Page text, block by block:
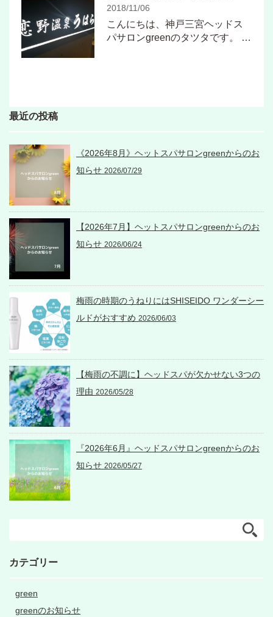
2018/11/06
こんにちは、神戸三宮ヘッドス
パサロンgreenのタツタです。 …
最近の投稿
《2026年8月》ヘットスパサロンgreenからのお
知らせ 2026/07/29
【2026年7月】ヘットスパサロンgreenからのお
知らせ 2026/06/24
梅雨の時期のうねりにはSHISEIDO ワンダーシー
ルドがおすすめ 2026/06/03
【梅雨の不調に】ヘッドスパが欠かせない3つの
理由 2026/05/28
『2026年6月』ヘッドスパサロンgreenからのお
知らせ 2026/05/27
カテゴリー
green
greenのお知らせ